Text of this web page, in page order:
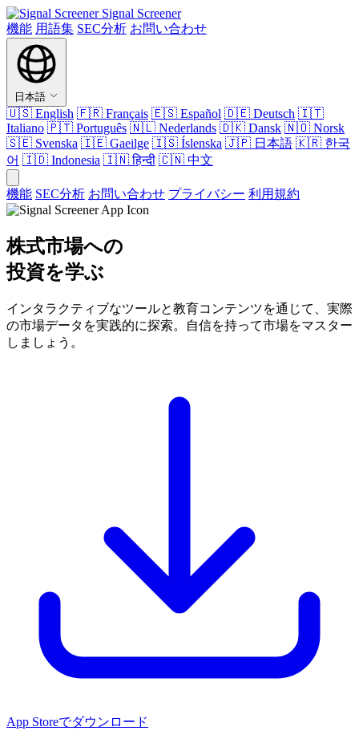
Signal Screener
機能 用語集 SEC分析 お問い合わせ
日本語
🇺🇸 English 🇫🇷 Français 🇪🇸 Español 🇩🇪 Deutsch 🇮🇹
Italiano 🇵🇹 Português 🇳🇱 Nederlands 🇩🇰 Dansk 🇳🇴 Norsk
🇸🇪 Svenska 🇮🇪 Gaeilge 🇮🇸 Íslenska 🇯🇵 日本語 🇰🇷 한국
어 🇮🇩 Indonesia 🇮🇳हिन्दी 🇨🇳 中文
機能 SEC分析 お問い合わせ プライバシー 利用規約
株式市場への
投資を学ぶ
インタラクティブなツールと教育コンテンツを通じて、実際
の市場データを実践的に探索。自信を持って市場をマスター
しましょう。
App Storeでダウンロード